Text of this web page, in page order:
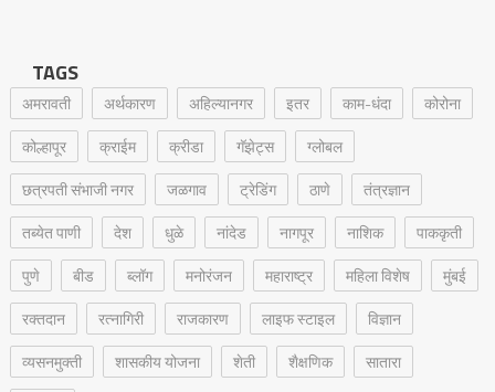
TAGS
अमरावती अर्थकारण अहिल्यानगर इतर काम-धंदा
कोरोना
कोल्हापूर
क्राईम क्रीडा गॅझेट्स
ग्लोबल
छत्रपती संभाजी नगर
जळगाव ट्रेडिंग ठाणे
तंत्रज्ञान
तब्येत पाणी
देश धुळे नांदेड नागपूर नाशिक
पाककृती
पुणे
बीड ब्लॉग मनोरंजन महाराष्ट्र महिला विशेष
मुंबई
रक्‍तदान
रत्नागिरी राजकारण लाइफ स्टाइल
विज्ञान
व्यसनमुक्ती
शासकीय योजना शेती शैक्षणिक
सातारा